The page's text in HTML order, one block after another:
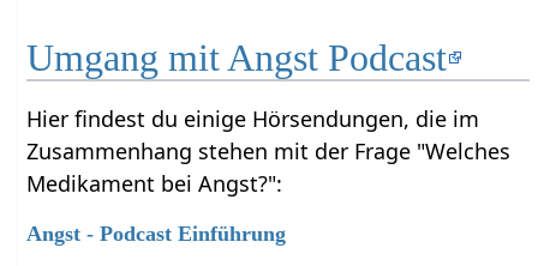
Umgang mit Angst Podcast
Hier findest du einige Hörsendungen, die im
Zusammenhang stehen mit der Frage "Welches
Medikament bei Angst?":
Angst - Podcast Einführung